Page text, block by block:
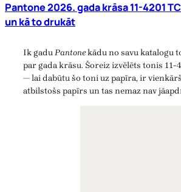
Pantone 2026. gada krāsa 11-4201
un kā to drukāt
Ik gaduPantonekādu no savu katalogu
par gada krāsu. Šoreiz izvēlēts tonis 11-
— lai dabūtu šo toni uz papīra, ir
atbilstošs papīrs un tas nemaz nav